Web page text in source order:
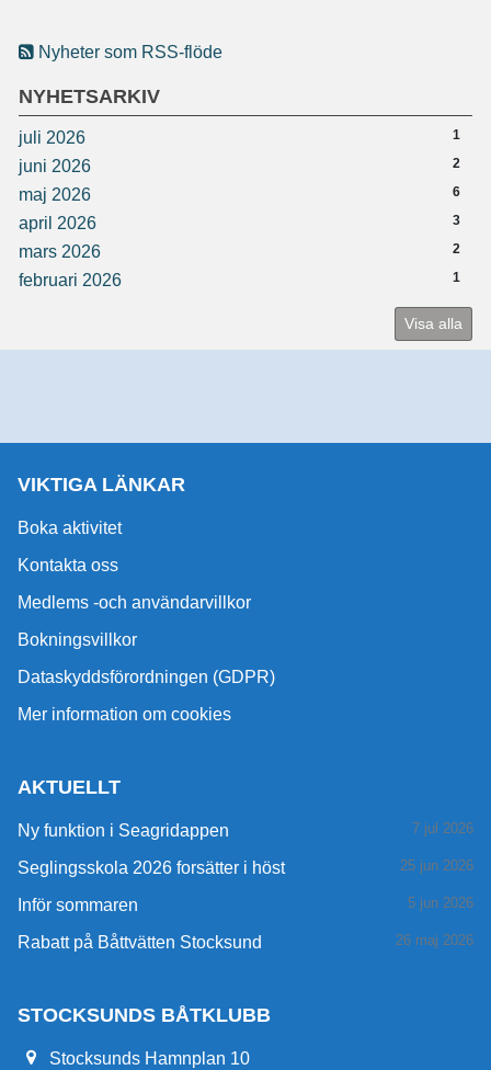
Nyheter som RSS-flöde
NYHETSARKIV
juli 2026 1
juni 2026 2
maj 2026 6
april 2026 3
mars 2026 2
februari 2026 1
Visa alla
VIKTIGA LÄNKAR
Boka aktivitet
Kontakta oss
Medlems -och användarvillkor
Bokningsvillkor
Dataskyddsförordningen (GDPR)
Mer information om cookies
AKTUELLT
Ny funktion i Seagridappen 7 jul 2026
Seglingsskola 2026 forsätter i höst 25 jun 2026
Inför sommaren 5 jun 2026
Rabatt på Båttvätten Stocksund 26 maj 2026
STOCKSUNDS BÅTKLUBB
Stocksunds Hamnplan 10